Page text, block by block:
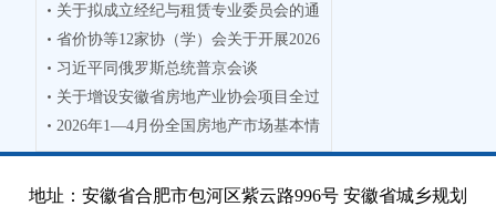
求意见
关于拟成立经纪与租赁专业委员会的通
知
省价协等12家协（学）会关于开展2026
年度徽
习近平同俄罗斯总统普京会谈
关于增设安徽省房地产业协会项目全过
程咨询
2026年1—4月份全国房地产市场基本情
况
地址：安徽省合肥市包河区紫云路996号 安徽省城乡规划